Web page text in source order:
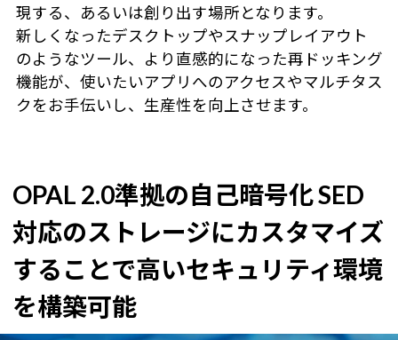
現する、あるいは創り出す場所となります。
新しくなったデスクトップやスナップレイアウト
のようなツール、より直感的になった再ドッキング
機能が、使いたいアプリへのアクセスやマルチタス
クをお手伝いし、生産性を向上させます。
OPAL 2.0準拠の自己暗号化 SED
対応のストレージにカスタマイズ
することで高いセキュリティ環境
を構築可能